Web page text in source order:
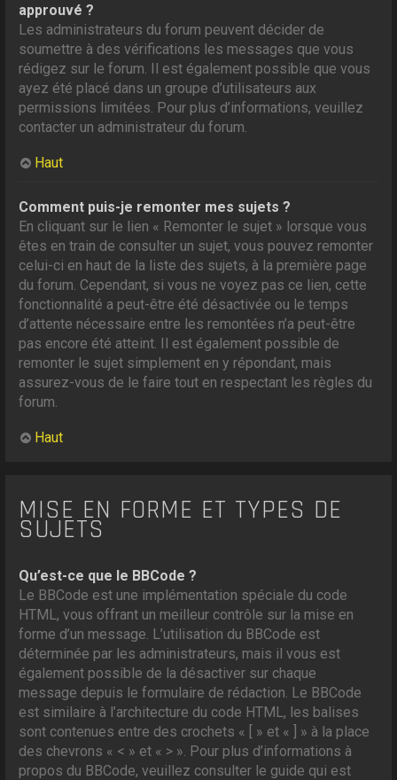
approuvé ?
Les administrateurs du forum peuvent décider de
soumettre à des vérifications les messages que vous
rédigez sur le forum. Il est également possible que vous
ayez été placé dans un groupe d’utilisateurs aux
permissions limitées. Pour plus d’informations, veuillez
contacter un administrateur du forum.
Haut
Comment puis-je remonter mes sujets ?
En cliquant sur le lien « Remonter le sujet » lorsque vous
êtes en train de consulter un sujet, vous pouvez remonter
celui-ci en haut de la liste des sujets, à la première page
du forum. Cependant, si vous ne voyez pas ce lien, cette
fonctionnalité a peut-être été désactivée ou le temps
d’attente nécessaire entre les remontées n’a peut-être
pas encore été atteint. Il est également possible de
remonter le sujet simplement en y répondant, mais
assurez-vous de le faire tout en respectant les règles du
forum.
Haut
MISE EN FORME ET TYPES DE
SUJETS
Qu’est-ce que le BBCode ?
Le BBCode est une implémentation spéciale du code
HTML, vous offrant un meilleur contrôle sur la mise en
forme d’un message. L’utilisation du BBCode est
déterminée par les administrateurs, mais il vous est
également possible de la désactiver sur chaque
message depuis le formulaire de rédaction. Le BBCode
est similaire à l’architecture du code HTML, les balises
sont contenues entre des crochets « [ » et « ] » à la place
des chevrons « < » et « > ». Pour plus d’informations à
propos du BBCode, veuillez consulter le guide qui est